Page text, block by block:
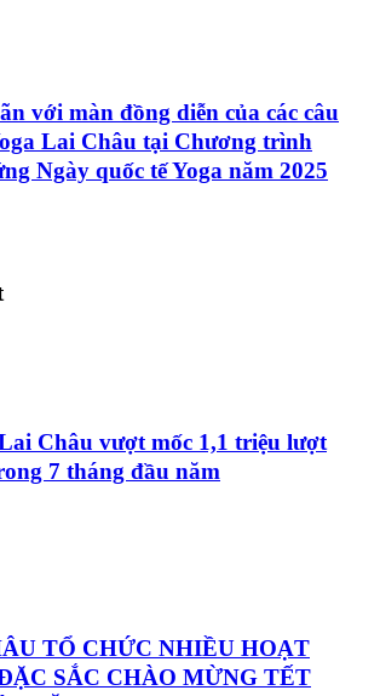
với màn đồng diễn của các câu
Lai Châu tại Chương trình
Ngày quốc tế Yoga năm 2025
Châu vượt mốc 1,1 triệu lượt
7 tháng đầu năm
TỔ CHỨC NHIỀU HOẠT
SẮC CHÀO MỪNG TẾT